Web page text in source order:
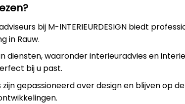
bij M-INTERIEURDESIGN biedt
in Rauw.
diensten, waaronder interieuradvies en
bij u past.
gepassioneerd over design en blijven op